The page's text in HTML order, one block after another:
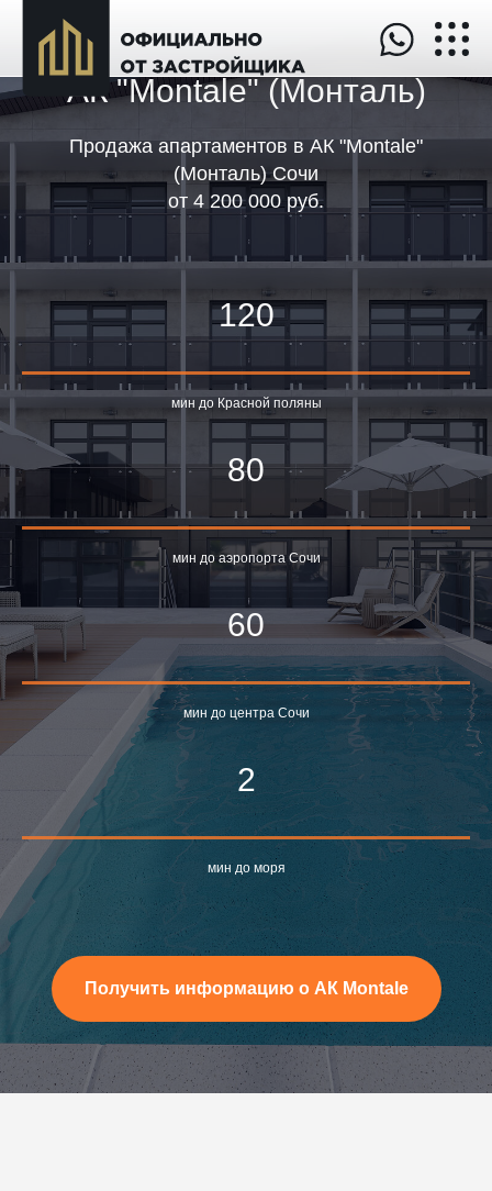
АК "Montale" (Монталь)
Продажа апартаментов в АК "Montale"
(Монталь) Сочи
от 4 200 000 руб.
120
мин до Красной поляны
80
мин до аэропорта Сочи
60
мин до центра Сочи
2
мин до моря
Получить информацию о АК Montale